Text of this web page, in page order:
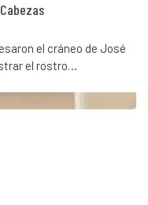
el cráneo de José
el rostro…